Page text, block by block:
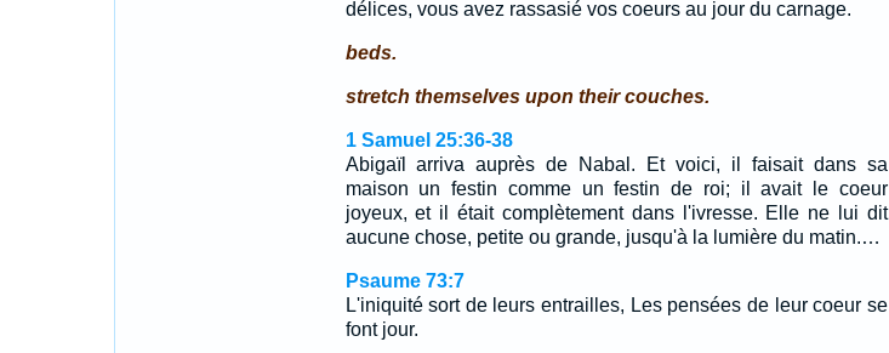
délices, vous avez rassasié vos coeurs au jour du carnage.
beds.
stretch themselves upon their couches.
1 Samuel 25:36-38
Abigaïl arriva auprès de Nabal. Et voici, il faisait dans sa
maison un festin comme un festin de roi; il avait le coeur
joyeux, et il était complètement dans l'ivresse. Elle ne lui dit
aucune chose, petite ou grande, jusqu'à la lumière du matin.…
Psaume 73:7
L'iniquité sort de leurs entrailles, Les pensées de leur coeur se
font jour.